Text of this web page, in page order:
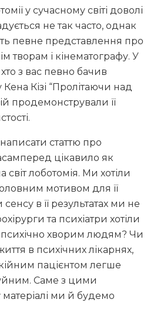
у сучасному світі доволі
не так часто, однак
певне представлення про
творам і кінематографу. У
з вас певно бачив
Кізі “Пролітаючи над
продемонстрували її
статтю про
цікавило як
світ лоботомія. Ми хотіли
мотивом для її
в її результатах ми не
та психіатри хотіли
хворим людям? Чи
в психічних лікарнях,
пацієнтом легше
Саме з цими
ми й будемо